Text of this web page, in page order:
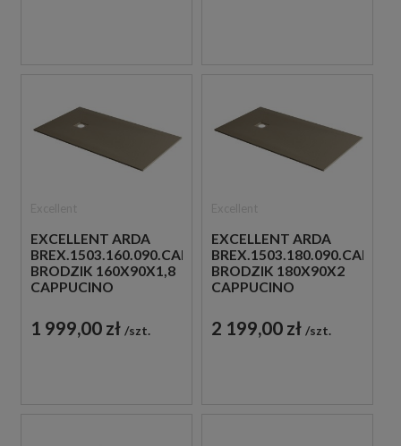
EXCELLENT ARDA
BREX.1503.160.090.CAN
BRODZIK 160X90X1,8
CAPPUCINO
1 999,00 zł szt.
EXCELLENT ARDA
BREX.1503.180.090.CAN
BRODZIK 180X90X2
CAPPUCINO
2 199,00 zł szt.